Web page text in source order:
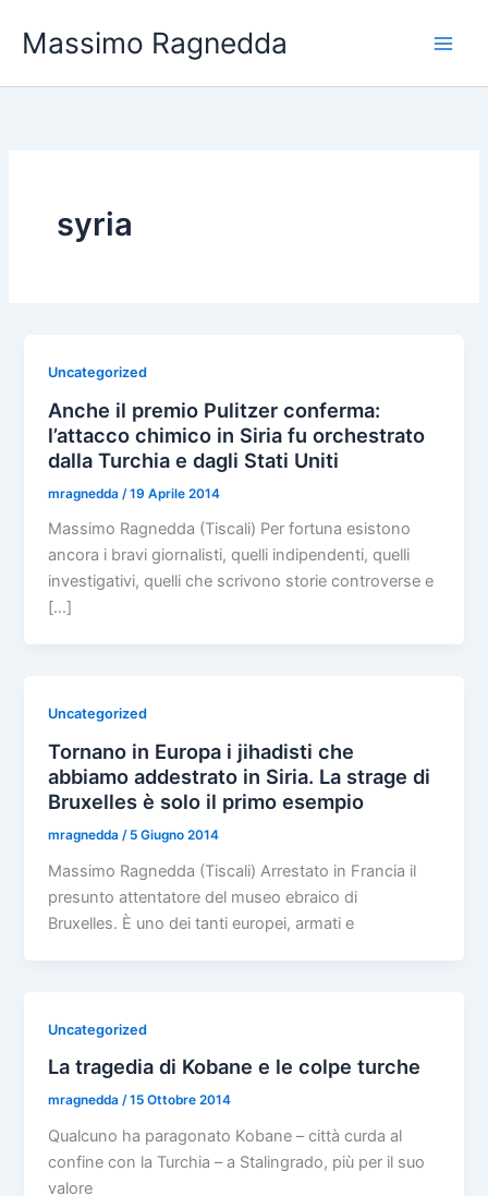
Massimo Ragnedda
syria
Uncategorized
Anche il premio Pulitzer conferma:
l’attacco chimico in Siria fu orchestrato
dalla Turchia e dagli Stati Uniti
mragnedda /19 Aprile 2014
Massimo Ragnedda (Tiscali) Per fortuna esistono
ancora i bravi giornalisti, quelli indipendenti, quelli
investigativi, quelli che scrivono storie controverse e
[…]
Uncategorized
Tornano in Europa i jihadisti che
abbiamo addestrato in Siria. La strage di
Bruxelles è solo il primo esempio
mragnedda/ 5 Giugno 2014
Massimo Ragnedda (Tiscali) Arrestato in Francia il
presunto attentatore del museo ebraico di
Bruxelles. È uno dei tanti europei, armati e
Uncategorized
La tragedia di Kobane e le colpe turche
mragnedda/15 Ottobre 2014
Qualcuno ha paragonato Kobane – città curda al
confine con la Turchia – a Stalingrado, più per il suo
valore